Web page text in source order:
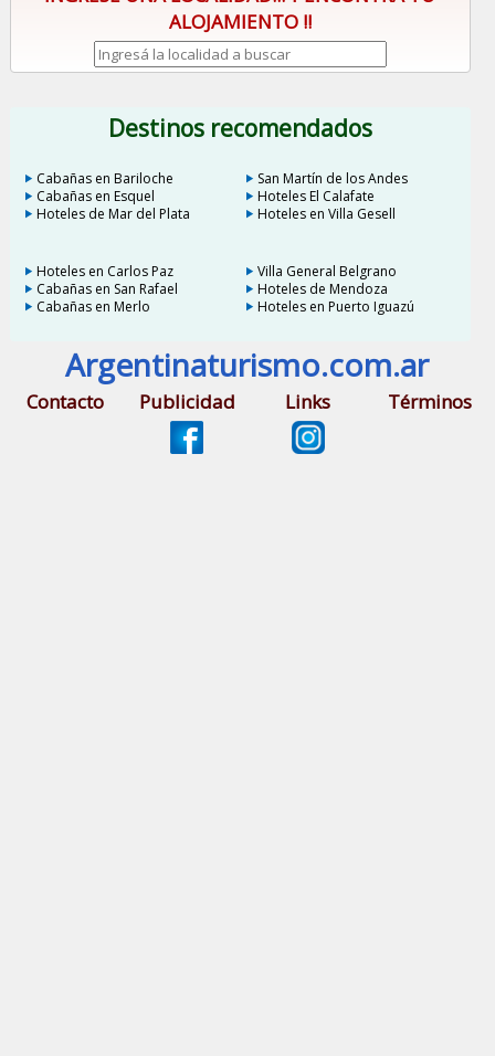
ALOJAMIENTO !!
Destinos recomendados
Cabañas en Bariloche
San Martín de los Andes
Cabañas en Esquel
Hoteles El Calafate
Hoteles de Mar del Plata
Hoteles en Villa Gesell
Hoteles en Carlos Paz
Villa General Belgrano
Cabañas en San Rafael
Hoteles de Mendoza
Cabañas en Merlo
Hoteles en Puerto Iguazú
Argentinaturismo.com.ar
Contacto Publicidad Links Términos